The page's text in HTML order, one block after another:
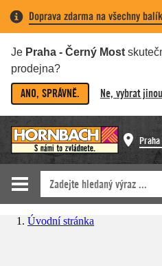
Doprava zdarma na všechny
Je Praha - Černý Most
prodejna?
ANO, SPRÁVNĚ. Ne, vybrat
Úvodní stránka